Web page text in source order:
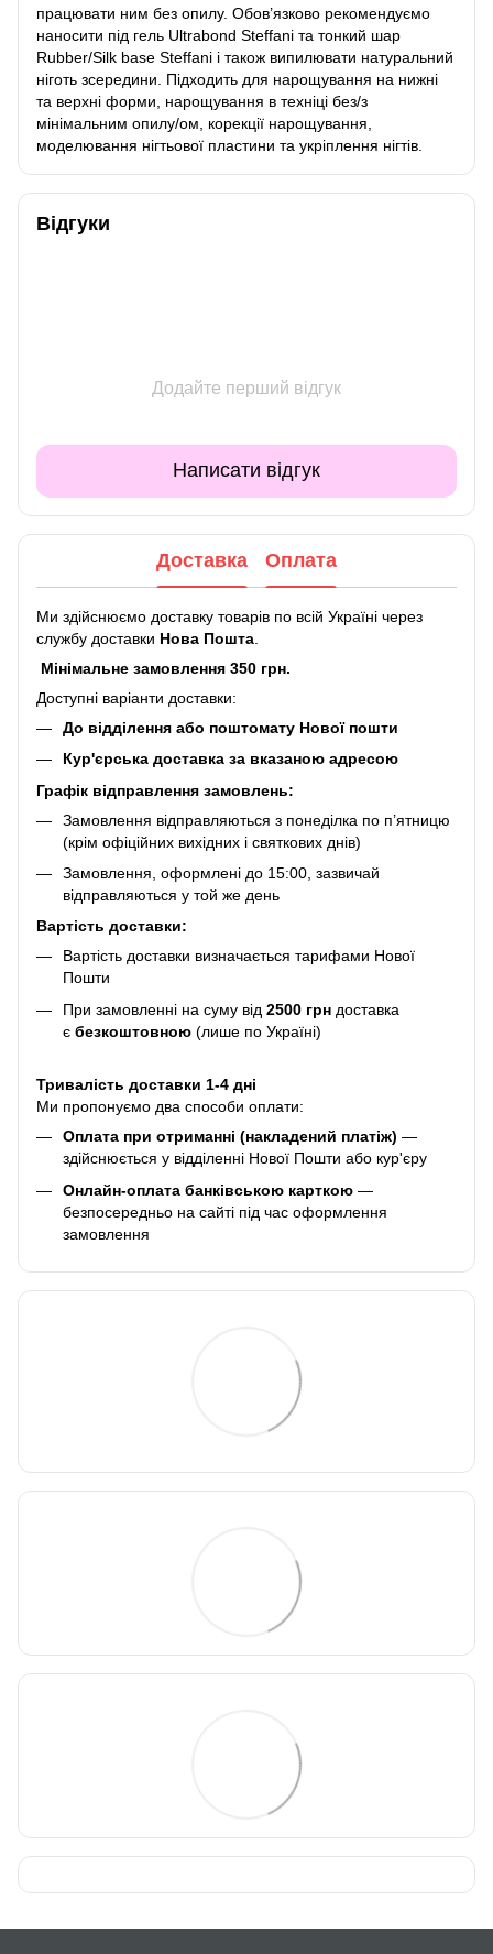
працювати ним без опилу. Обов’язково рекомендуємо
наносити під гель Ultrabond Steffani та тонкий шар
Rubber/Silk base Steffani і також випилювати натуральний
ніготь зсередини. Підходить для нарощування на нижні
та верхні форми, нарощування в техніці без/з
мінімальним опилу/ом, корекції нарощування,
моделювання нігтьової пластини та укріплення нігтів.
Відгуки
Додайте перший відгук
Написати відгук
Доставка Оплата
Ми здійснюємо доставку товарів по всій Україні через
службу доставки Нова Пошта
Мінімальне замовлення 350 грн.
Доступні варіанти доставки:
До відділення або поштомату Нової пошти
Кур'єрська доставка за вказаною адресою
Графік відправлення замовлень:
Замовлення відправляються з понеділка по п’ятницю
(крім офіційних вихідних і святкових днів)
Замовлення, оформлені до 15:00, зазвичай
відправляються у той же день
Вартість доставки:
Вартість доставки визначається тарифами Нової
Пошти
При замовленні на суму від 2500 грн доставка
є безкоштовною (лише по Україні)
Тривалість доставки 1-4 дні
Ми пропонуємо два способи оплати:
Оплата при отриманні (накладений платіж) —
здійснюється у відділенні Нової Пошти або кур'єру
Онлайн-оплата банківською карткою —
безпосередньо на сайті під час оформлення
замовлення